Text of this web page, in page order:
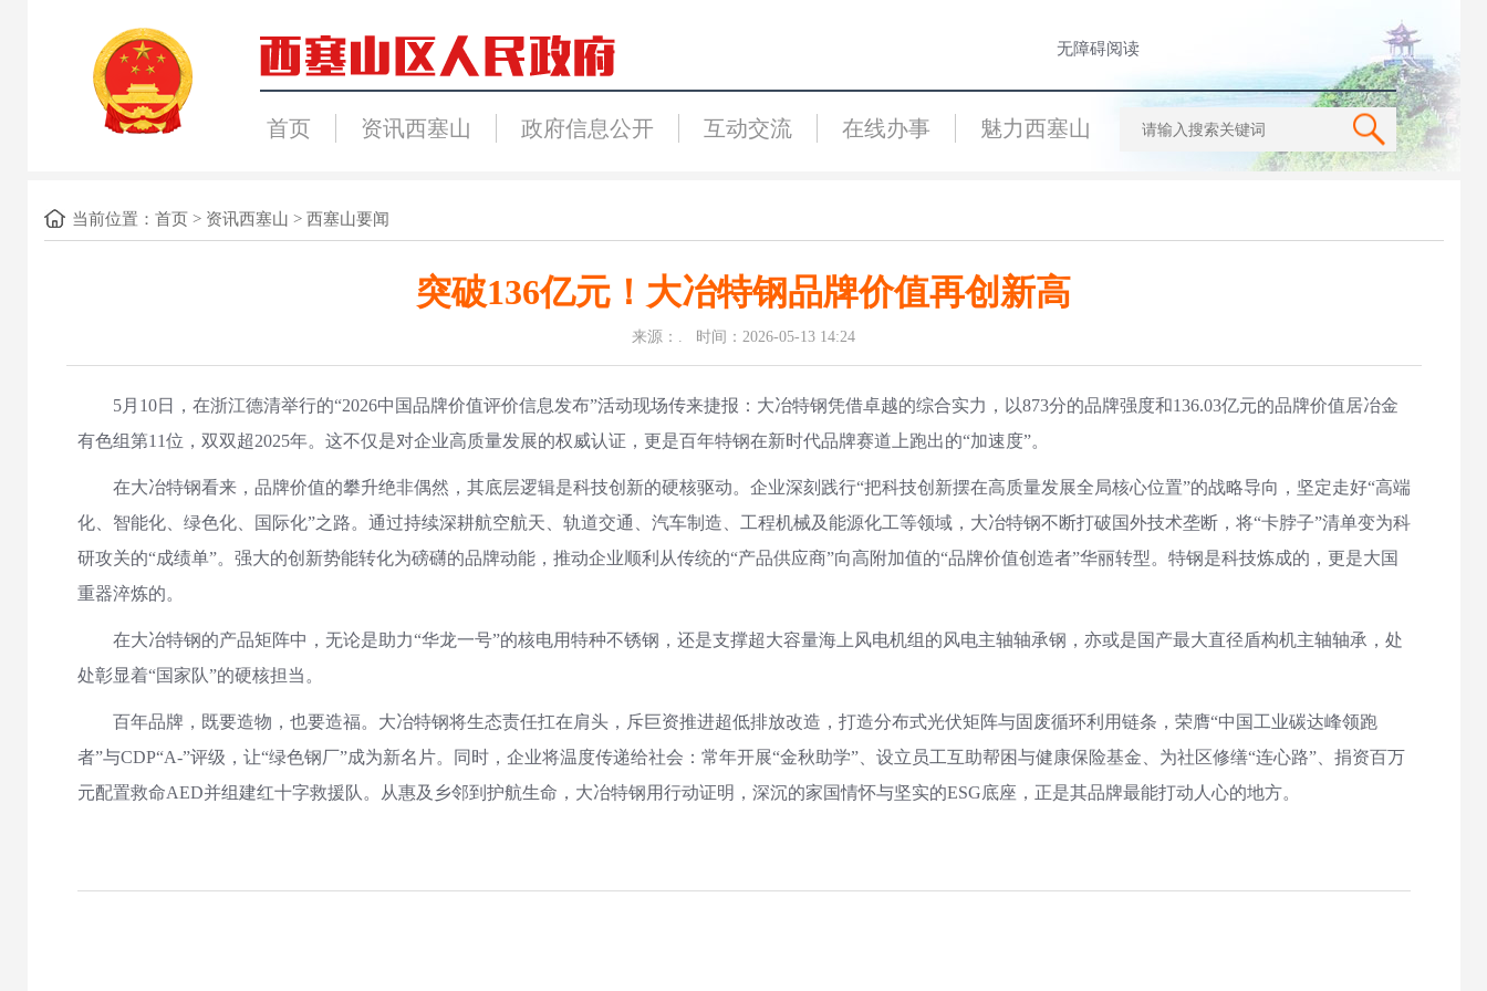
无障碍阅读
首页 资讯西塞山 政府信息公开 互动交流 在线办事 魅力西塞山
当前位置： 首页> 资讯西塞山 > 西塞山要闻
突破136亿元！大冶特钢品牌价值再创新高
来源：. 时间：2026-05-13 14:24
5月10日，在浙江德清举行的“2026中国品牌价值评价信息发布”活动现场传来捷报：大冶特钢凭借卓越的综合实力，以873分的品牌强度和136.03亿元的品牌价值居冶金
有色组第11位，双双超2025年。这不仅是对企业高质量发展的权威认证，更是百年特钢在新时代品牌赛道上跑出的“加速度”。
在大冶特钢看来，品牌价值的攀升绝非偶然，其底层逻辑是科技创新的硬核驱动。企业深刻践行“把科技创新摆在高质量发展全局核心位置”的战略导向，坚定走好“高端
化、智能化、绿色化、国际化”之路。通过持续深耕航空航天、轨道交通、汽车制造、工程机械及能源化工等领域，大冶特钢不断打破国外技术垄断，将“卡脖子”清单变为科
研攻关的“成绩单”。强大的创新势能转化为磅礴的品牌动能，推动企业顺利从传统的“产品供应商”向高附加值的“品牌价值创造者”华丽转型。特钢是科技炼成的，更是大国
重器淬炼的。
在大冶特钢的产品矩阵中，无论是助力“华龙一号”的核电用特种不锈钢，还是支撑超大容量海上风电机组的风电主轴轴承钢，亦或是国产最大直径盾构机主轴轴承，处
处彰显着“国家队”的硬核担当。
百年品牌，既要造物，也要造福。大冶特钢将生态责任扛在肩头，斥巨资推进超低排放改造，打造分布式光伏矩阵与固废循环利用链条，荣膺“中国工业碳达峰领跑
者”与CDP“A-”评级，让“绿色钢厂”成为新名片。同时，企业将温度传递给社会：常年开展“金秋助学”、设立员工互助帮困与健康保险基金、为社区修缮“连心路”、捐资百万
元配置救命AED并组建红十字救援队。从惠及乡邻到护航生命，大冶特钢用行动证明，深沉的家国情怀与坚实的ESG底座，正是其品牌最能打动人心的地方。